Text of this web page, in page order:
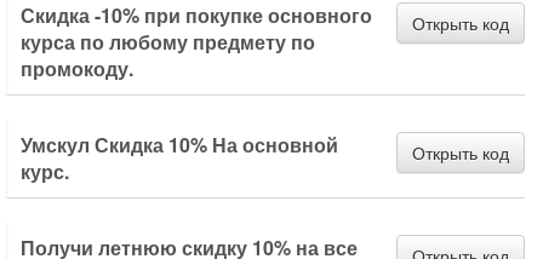
Скидка -10% при покупке основного
курса по любому предмету по
промокоду.
Открыть код
Умскул Скидка 10% На основной
курс.
Открыть код
Получи летнюю скидку 10% на все